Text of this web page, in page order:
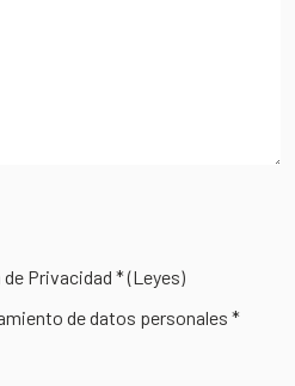
de Privacidad *(Leyes)
de datos personales *